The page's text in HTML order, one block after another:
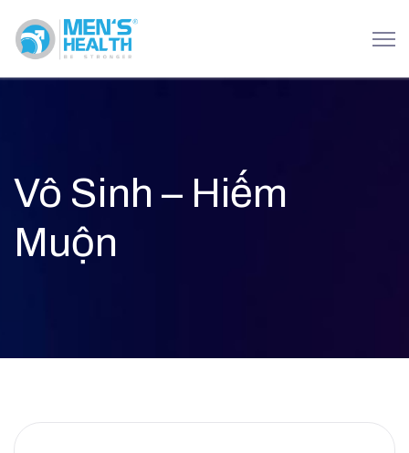
Vô Sinh – Hiếm
Muộn